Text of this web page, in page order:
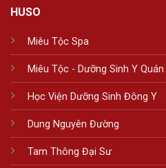
HUSO
Miêu Tộc Spa
Miêu Tộc - Dưỡng Sinh Y Quán
Học Viện Dưỡng Sinh Đông Y
Dung Nguyên Đường
Tam Thông Đại Sư